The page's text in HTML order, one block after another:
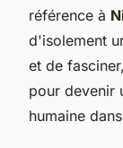
référence à
d'isolement
et de
pour devenir
humaine